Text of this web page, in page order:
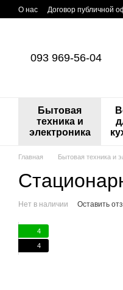
Перейти к основному
О нас Договор публичной
093 969-56-04
Бытовая
техника и
электроника
Главная Бытовая техника и
Нет в наличии Оставить
4
4